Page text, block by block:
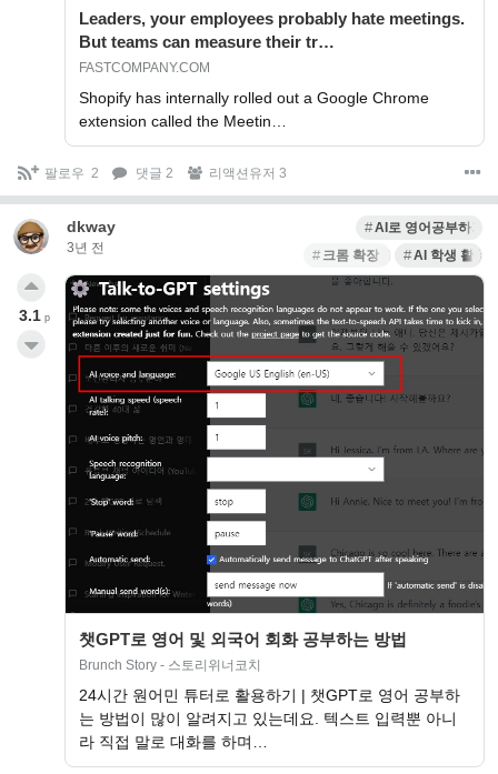
Leaders, your employees probably hate meetings.
But teams can measure their tr…
FASTCOMPANY.COM
Shopify has internally rolled out a Google Chrome
extension called the Meetin…
팔로우 2 댓글 2 리액션유저 3
dkway
3년 전
AI로 영어공부하기
크롬 확장 프로그램AI 학생 활용
챗GPT로 영어 및 외국어 회화 공부하는 방법
Brunch Story - 스토리위너코치
24시간 원어민 튜터로 활용하기 | 챗GPT로 영어 공부하
는 방법이 많이 알려지고 있는데요. 텍스트 입력뿐 아니
라 직접 말로 대화를 하며…
3.1 p